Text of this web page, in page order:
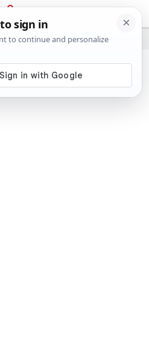
PRIJAVA